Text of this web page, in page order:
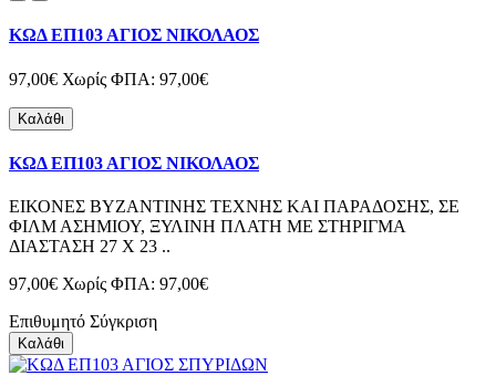
ΚΩΔ ΕΠ103 ΑΓΙΟΣ ΝΙΚΟΛΑΟΣ
97,00€ Χωρίς ΦΠΑ: 97,00€
Καλάθι
ΚΩΔ ΕΠ103 ΑΓΙΟΣ ΝΙΚΟΛΑΟΣ
ΕΙΚΟΝΕΣ ΒΥΖΑΝΤΙΝΗΣ ΤΕΧΝΗΣ ΚΑΙ ΠΑΡΑΔΟΣΗΣ, ΣΕ
ΦΙΛΜ ΑΣΗΜΙΟΥ, ΞΥΛΙΝΗ ΠΛΑΤΗ ΜΕ ΣΤΗΡΙΓΜΑ
ΔΙΑΣΤΑΣΗ 27 Χ 23 ..
97,00€ Χωρίς ΦΠΑ: 97,00€
Επιθυμητό Σύγκριση
Καλάθι